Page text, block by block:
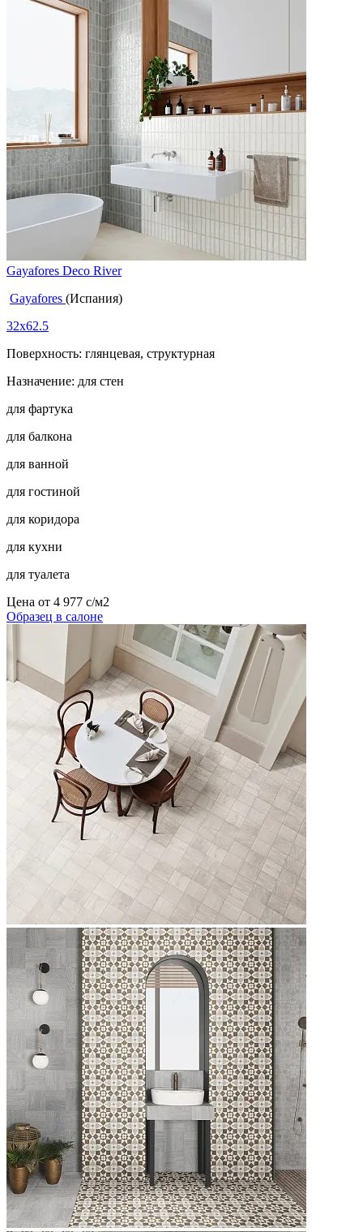
Gayafores Deco River
Gayafores (Испания)
32x62.5
Поверхность: глянцевая, структурная
Назначение: для стен
для фартука
для балкона
для ванной
для гостиной
для коридора
для кухни
для туалета
Цена от 4 977 c/м2
Образец в салоне